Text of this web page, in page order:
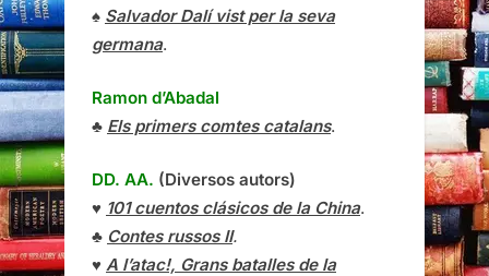
♠ Salvador Dalí vist per la seva
germana.
Ramon d’Abadal
♣ Els primers comtes catalans.
DD. AA. (Diversos autors)
♥ 101 cuentos clásicos de la China.
♣ Contes russos II.
♥ A l’atac!, Grans batalles de la